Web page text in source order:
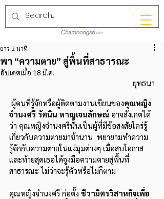
พา “ความตาย” สู่พื้นที่สาธารณะ
ยาว 2 นาที
อัปเดตเมื่อ 18 มี.ค.
ยุทธนา
ผู้คนที่รู้จักหรือผู้ติดตามงานเขียนของคุณหญิง
จำนงศรี รัตนิน หาญเจนลักษณ์ อาจสังเกตได้
ว่า คุณหญิงจำนงศรีนั้นเป็นผู้ที่มีข้อสงสัยใคร่รู้
เกี่ยวกับความตายมาช้านาน  พยายามทำความ
รู้จักกับความตายในแง่มุมต่างๆ เมื่อสบโอกาส
และท้ายสุดเธอได้จูงมือความตายสู่พื้นที่
สาธารณะ ไม่ว่าจะรู้ตัวหรือไม่ก็ตาม
คุณหญิงจำนงศรี ก่อตั้ง ชีวามิตรวิสาหกิจเพื่อ